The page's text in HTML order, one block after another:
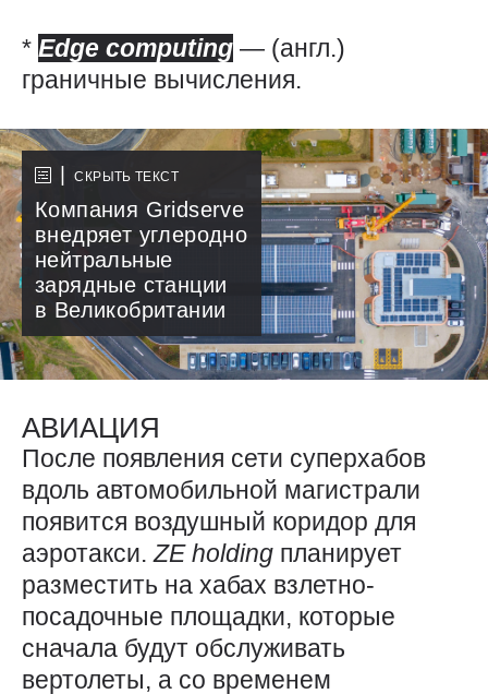
* Edge computing — ​(англ.)
граничные вычисления.
СКРЫТЬ ТЕКСТ
Компания Gridserve
внедряет углеродно
нейтральные
зарядные станции
в Великобритании
АВИАЦИЯ
После появления сети суперхабов
вдоль автомобильной магистрали
появится воздушный коридор для
аэротакси.ZEholding планирует
разместить на хабах взлетно-
посадочные площадки, которые
сначала будут обслуживать
вертолеты, а со временем